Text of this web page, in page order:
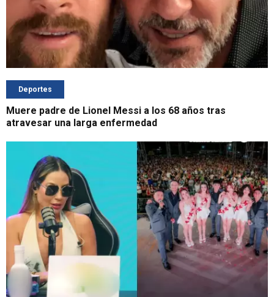
Deportes
Muere padre de Lionel Messi a los 68 años tras
atravesar una larga enfermedad